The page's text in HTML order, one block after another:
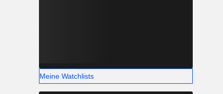
Meine Watchlists